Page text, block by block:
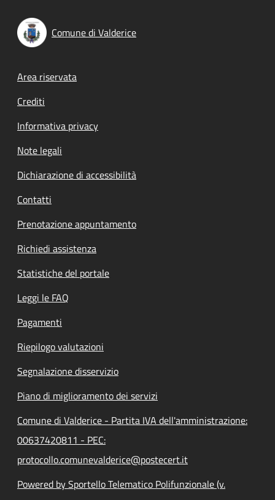
Comune di Valderice
Footer menu
Area riservata
Crediti
Informativa privacy
Note legali
Dichiarazione di accessibilità
Contatti
Prenotazione appuntamento
Richiedi assistenza
Statistiche del portale
Leggi le FAQ
Pagamenti
Riepilogo valutazioni
Segnalazione disservizio
Piano di miglioramento dei servizi
Comune di Valderice - Partita IVA dell'amministrazione:
00637420811 - PEC:
protocollo.comunevalderice@postecert.it
Powered by Sportello Telematico Polifunzionale (v.